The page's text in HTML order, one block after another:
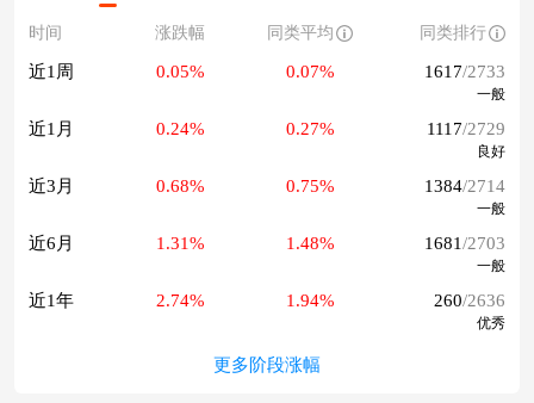
时间 涨跌幅 同类平均 同类排行
近1周 0.05% 0.07% 1617/2733
一般
近1月 0.24% 0.27% 1117/2729
良好
近3月 0.68% 0.75% 1384/2714
一般
近6月 1.31% 1.48% 1681/2703
一般
近1年 2.74% 1.94% 260/2636
优秀
更多阶段涨幅